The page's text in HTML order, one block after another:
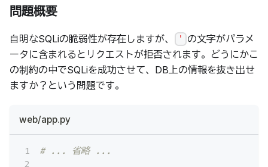
問題概要
自明なSQLiの脆弱性が存在しますが、 '
の文字がパラメ
ータに含まれるとリクエストが拒否されます。どうにかこ
の制約の中でSQLiを成功させて、DB上の情報を抜き出せ
ますか？という問題です。
web/app.py
# ... 省略 ...